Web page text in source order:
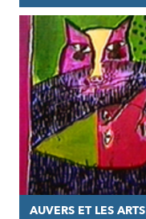
AUVERS ET LES ARTS